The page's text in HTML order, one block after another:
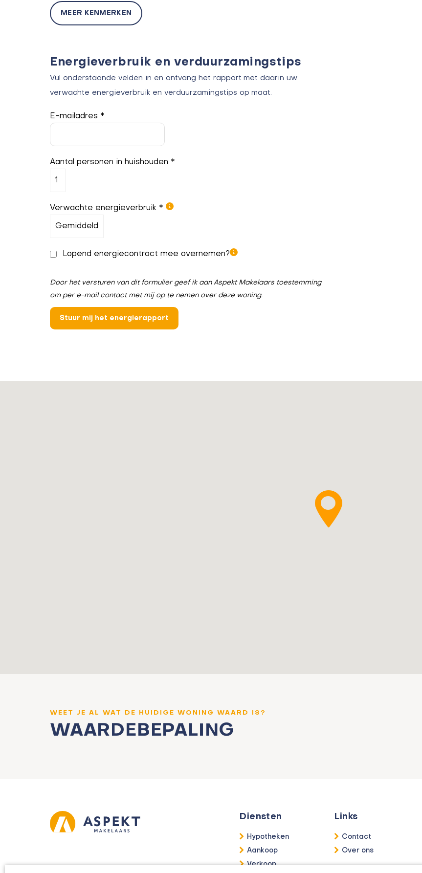
MEER KENMERKEN
Energieverbruik en verduurzamingstips
Vul onderstaande velden in en ontvang het rapport met daarin uw
verwachte energieverbruik en verduurzamingstips op maat.
E-mailadres *
Aantal personen in huishouden *
Verwachte energieverbruik *
Lopend energiecontract mee overnemen?
Door het versturen van dit formulier geef ik aan Aspekt Makelaars toestemming
om per e-mail contact met mij op te nemen over deze woning.
WEET JE AL WAT DE HUIDIGE WONING WAARD IS?
WAARDEBEPALING
Diensten
Hypotheken
Aankoop
Verkoop
Links
Contact
Over ons